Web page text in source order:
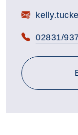
E-Mail:
Telefon:
02831/